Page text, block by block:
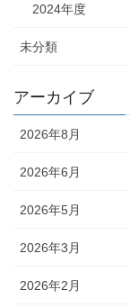
2024年度
未分類
アーカイブ
2026年8月
2026年6月
2026年5月
2026年3月
2026年2月